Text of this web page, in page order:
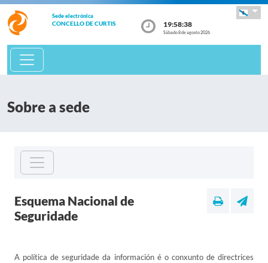
Sede electrónica
CONCELLO DE CURTIS 19:58:38
Sábado 8 de agosto 2026
Sobre a sede
Esquema Nacional de
Seguridade
A política de seguridade da información é o conxunto de directrices